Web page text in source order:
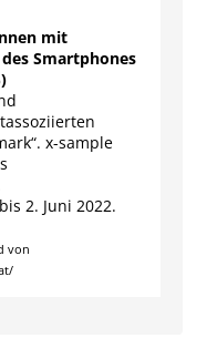
mit
Smartphones
x-sample
2. Juni 2022.
von